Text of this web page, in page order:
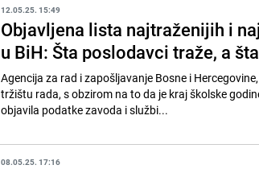
12.05.25. 15:49
Objavljena lista najtraženijih i
u BiH: Šta poslodavci traže, a
Agencija za rad i zapošljavanje Bosne i
tržištu rada, s obzirom na to da je kraj školske
objavila podatke zavoda i službi...
08.05.25. 17:16